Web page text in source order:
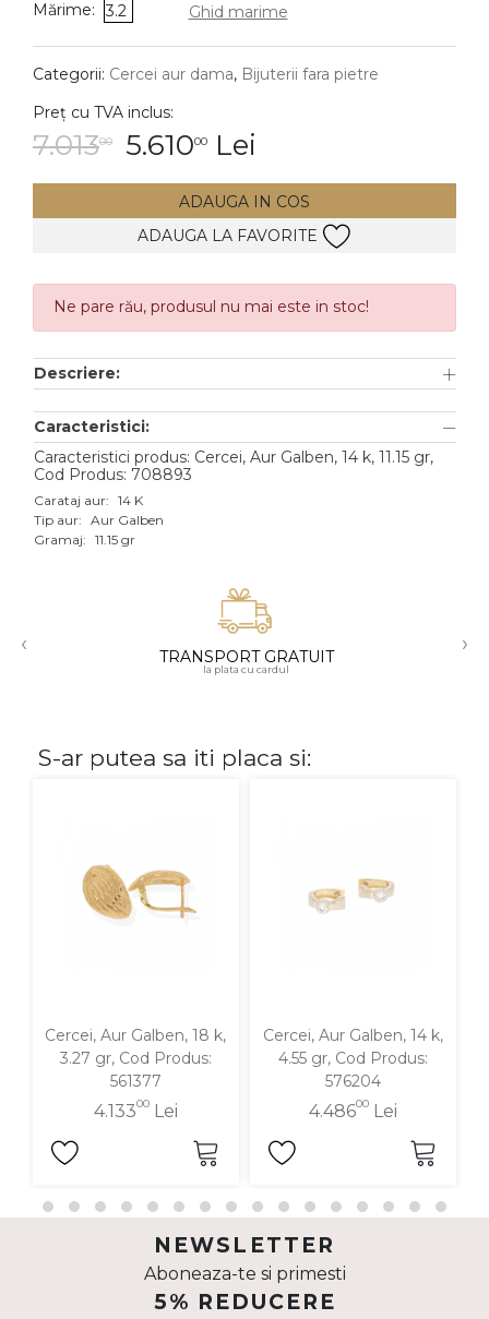
DIAMANTE Vezi toate
Cercei
Accesorii
TIP METAL
Aur galben
Aur alb
Aur roz
Aur mixt
18K
Mărime: 3.2 Ghid marime
Categorii: Cercei aur dama, Bijuterii fara pietre
Preț cu TVA inclus:
7.01300 5.61000 Lei
ADAUGA IN COS
ADAUGA LA FAVORITE
Ne pare rău, produsul nu mai este in stoc!
Descriere:
Caracteristici:
Caracteristici produs: Cercei, Aur Galben, 14 k, 11.15 gr,
Cod Produs: 708893
Carataj aur: 14 K
Tip aur: Aur Galben
Gramaj: 11.15 gr
‹ TRANSPORT GRATUIT
la plata cu cardul
›
S-ar putea sa iti placa si:
Cercei, Aur Galben, 18 k,
3.27 gr, Cod Produs:
561377
4.13300Lei
Cercei, Aur Galben, 14 k,
4.55 gr, Cod Produs:
576204
4.48600Lei
NEWSLETTER
Aboneaza-te si primesti
5% REDUCERE